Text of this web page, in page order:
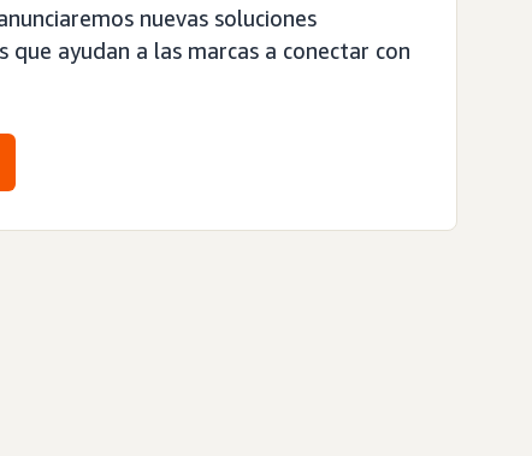
nuevas soluciones
que ayudan a las marcas a conectar con